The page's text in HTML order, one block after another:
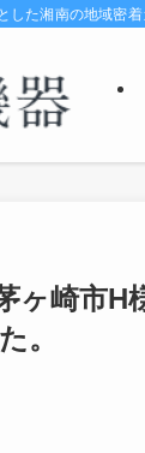
した湘南の地域密
ヶ崎市
。